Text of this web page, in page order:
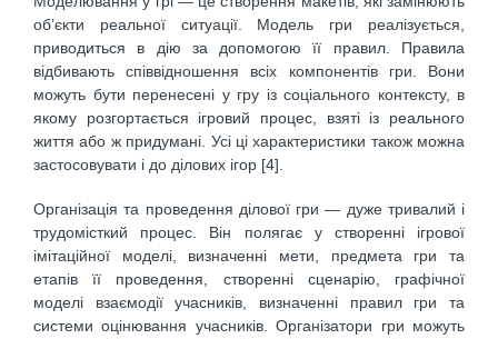
об’єкти реальної ситуації. Модель гри реалізується,
приводиться в дію за допомогою її правил. Правила
відбивають співвідношення всіх компонентів гри. Вони
можуть бути перенесені у гру із соціального контексту, в
якому розгортається ігровий процес, взяті із реального
життя або ж придумані. Усі ці характеристики також можна
застосовувати і до ділових ігор [4].
Організація та проведення ділової гри — дуже тривалий і
трудомісткий процес. Він полягає у створенні ігрової
імітаційної моделі, визначенні мети, предмета гри та
етапів її проведення, створенні сценарію, графічної
моделі взаємодії учасників, визначенні правил гри та
системи оцінювання учасників. Організатори гри можуть